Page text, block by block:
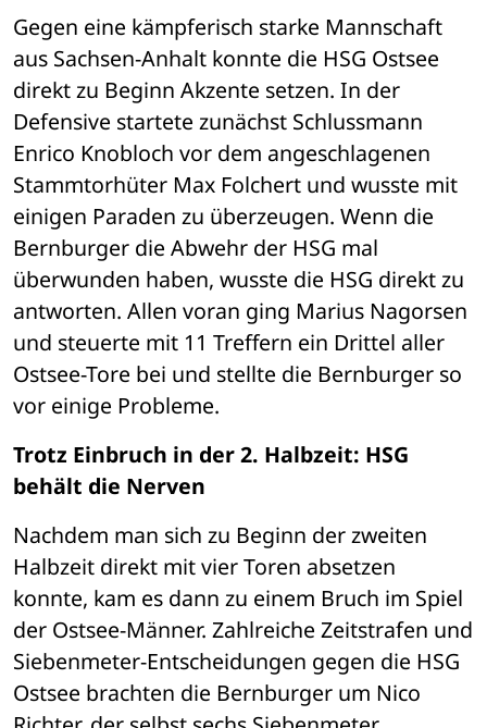
Gegen eine kämpferisch starke Mannschaft
aus Sachsen-Anhalt konnte die HSG Ostsee
direkt zu Beginn Akzente setzen. In der
Defensive startete zunächst Schlussmann
Enrico Knobloch vor dem angeschlagenen
Stammtorhüter Max Folchert und wusste mit
einigen Paraden zu überzeugen. Wenn die
Bernburger die Abwehr der HSG mal
überwunden haben, wusste die HSG direkt zu
antworten. Allen voran ging Marius Nagorsen
und steuerte mit 11 Treffern ein Drittel aller
Ostsee-Tore bei und stellte die Bernburger so
vor einige Probleme.
Trotz Einbruch in der 2. Halbzeit: HSG
behält die Nerven
Nachdem man sich zu Beginn der zweiten
Halbzeit direkt mit vier Toren absetzen
konnte, kam es dann zu einem Bruch im Spiel
der Ostsee-Männer. Zahlreiche Zeitstrafen und
Siebenmeter-Entscheidungen gegen die HSG
Ostsee brachten die Bernburger um Nico